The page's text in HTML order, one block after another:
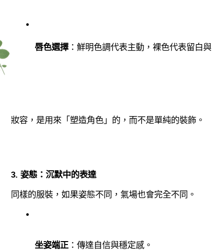
唇色選擇：鮮明色調代表主動，裸色代表留白與
妝容，是用來「塑造角色」的，而不是單純的裝飾。
3. 姿態：沉默中的表達
同樣的服裝，如果姿態不同，氣場也會完全不同。
坐姿端正：傳達自信與穩定感。